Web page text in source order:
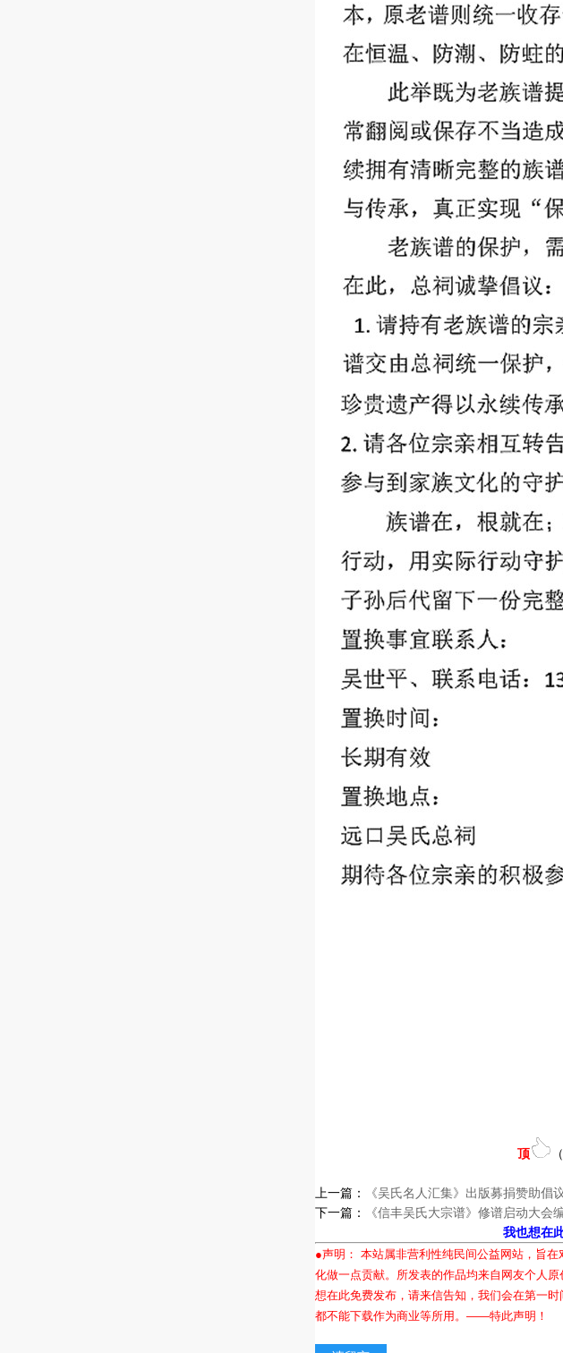
顶 （
上一篇：
《吴氏名人汇集》出版募捐赞助倡
下一篇：
《信丰吴氏大宗谱》修谱启动大会
我也想在
●声明： 本站属非营利性纯民间公益网站，旨
化做一点贡献。所发表的作品均来自网友个人
想在此免费发布，请来信告知，我们会在第一
都不能下载作为商业等所用。——特此声明！